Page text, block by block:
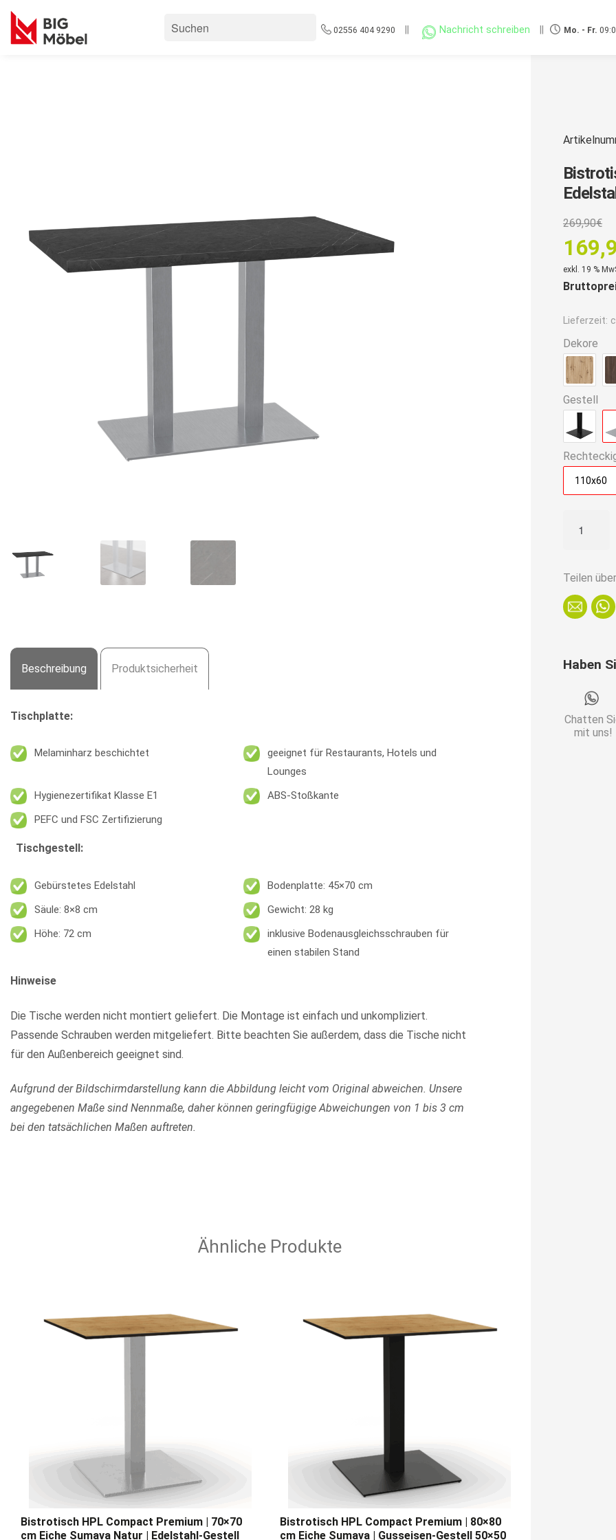
02556 404 9290 Nachricht schreiben Mo. - Fr.
Beschreibung Produktsicherheit
Tischplatte:
Melaminharz beschichtet
geeignet für Restaurants, Hotels und
Lounges
Hygienezertifikat Klasse E1
ABS-Stoßkante
PEFC und FSC Zertifizierung
Tischgestell:
Gebürstetes Edelstahl
Bodenplatte: 45×70 cm
Säule: 8×8 cm
Gewicht: 28 kg
Höhe: 72 cm
inklusive Bodenausgleichsschrauben für
einen stabilen Stand
Hinweise
Die Tische werden nicht montiert geliefert. Die Montage ist einfach und unkompliziert.
Passende Schrauben werden mitgeliefert. Bitte beachten Sie außerdem, dass die Tische nicht
für den Außenbereich geeignet sind.
Aufgrund der Bildschirmdarstellung kann die Abbildung leicht vom Original abweichen. Unsere
angegebenen Maße sind Nennmaße, daher können geringfügige Abweichungen von 1 bis 3 cm
bei den tatsächlichen Maßen auftreten.
Ähnliche Produkte
Bistrotisch HPL Compact Premium | 70×70
cm Eiche Sumava Natur | Edelstahl-Gestell
Bistrotisch HPL Compact Premium | 80×80
cm Eiche Sumava | Gusseisen-Gestell 50×50
269,90€
Preis
ist:
exkl. 19 %
Lieferzeit:
Dekore
Gestell
110x60
110x60
|
Marmor
Dunkel
Gestell
Menge
Teilen über
Haben
Chatten
mit uns!